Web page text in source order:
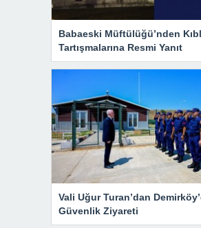
Babaeski Müftülüğü’nden
Tartışmalarına Resmi Yanıt
Vali Uğur Turan’dan
Güvenlik Ziyareti